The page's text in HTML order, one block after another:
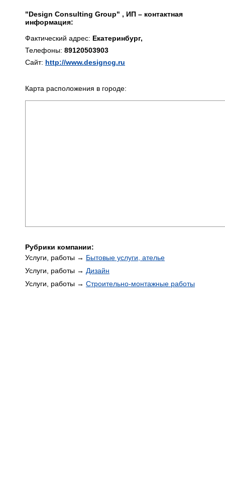
"Design Consulting Group" , ИП – контактная
информация:
Фактический адрес: Екатеринбург,
Телефоны: 89120503903
Сайт: http://www.designcg.ru
Карта расположения в городе:
Рубрики компании:
Услуги, работы → Бытовые услуги, ателье
Услуги, работы → Дизайн
Услуги, работы → Строительно-монтажные работы